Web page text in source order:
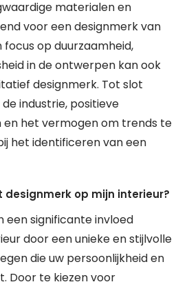
materialen en
voor een designmerk van
focus op duurzaamheid,
in de ontwerpen kan ook
designmerk. Tot slot
industrie, positieve
het vermogen om trends te
het identificeren van een
designmerk op mijn interieur?
een significante invloed
door een unieke en stijlvolle
die uw persoonlijkheid en
Door te kiezen voor